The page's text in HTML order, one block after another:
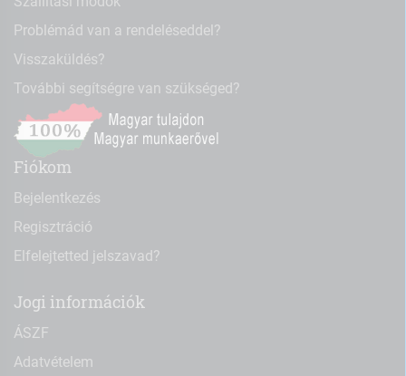
Problémád van a rendeléseddel?
Visszaküldés?
További segítségre van szükséged?
Fiókom
Bejelentkezés
Regisztráció
Elfelejtetted jelszavad?
Jogi információk
ÁSZF
Adatvételem